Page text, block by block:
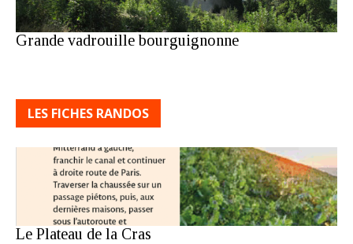
Grande vadrouille bourguignonne
LES FICHES RANDOS
Le Plateau de la Cras